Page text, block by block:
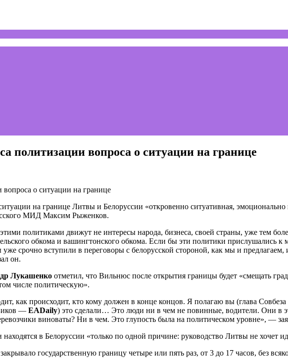
политизации вопроса о ситуации на границе
на границе Литвы и Белоруссии «откровенно ситуативная,
МИД Максим Рыженков.
политиками движут не интересы народа, бизнеса, своей страны, уже тем
обкома и вашингтонского обкома. Если бы эти политики прислушались
срочно вступили в переговоры с белорусской стороной, как мы и
он.
Лукашенко отметил, что Вильнюс после открытия границы будет «смещать
числе политическую».
как происходит, кто кому должен в конце концов. Я полагаю вы (глава Совбеза
— EADaily) это сделали… Это люди ни в чем не повинные, водители. Они в
виноваты? Ни в чем. Это глупость была на политическом уровне», —
в Белоруссии «только по одной причине: руководство Литвы не хочет
государственную границу четыре или пять раз, от 3 до 17 часов, без